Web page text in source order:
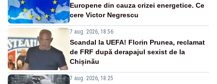
Europene din cauza crizei energetice. Ce
cere Victor Negrescu
7 aug. 2026, 18:56
Scandal la UEFA! Florin Prunea, reclamat
de FRF după derapajul sexist de la
Chișinău
7 aug. 2026, 18:25